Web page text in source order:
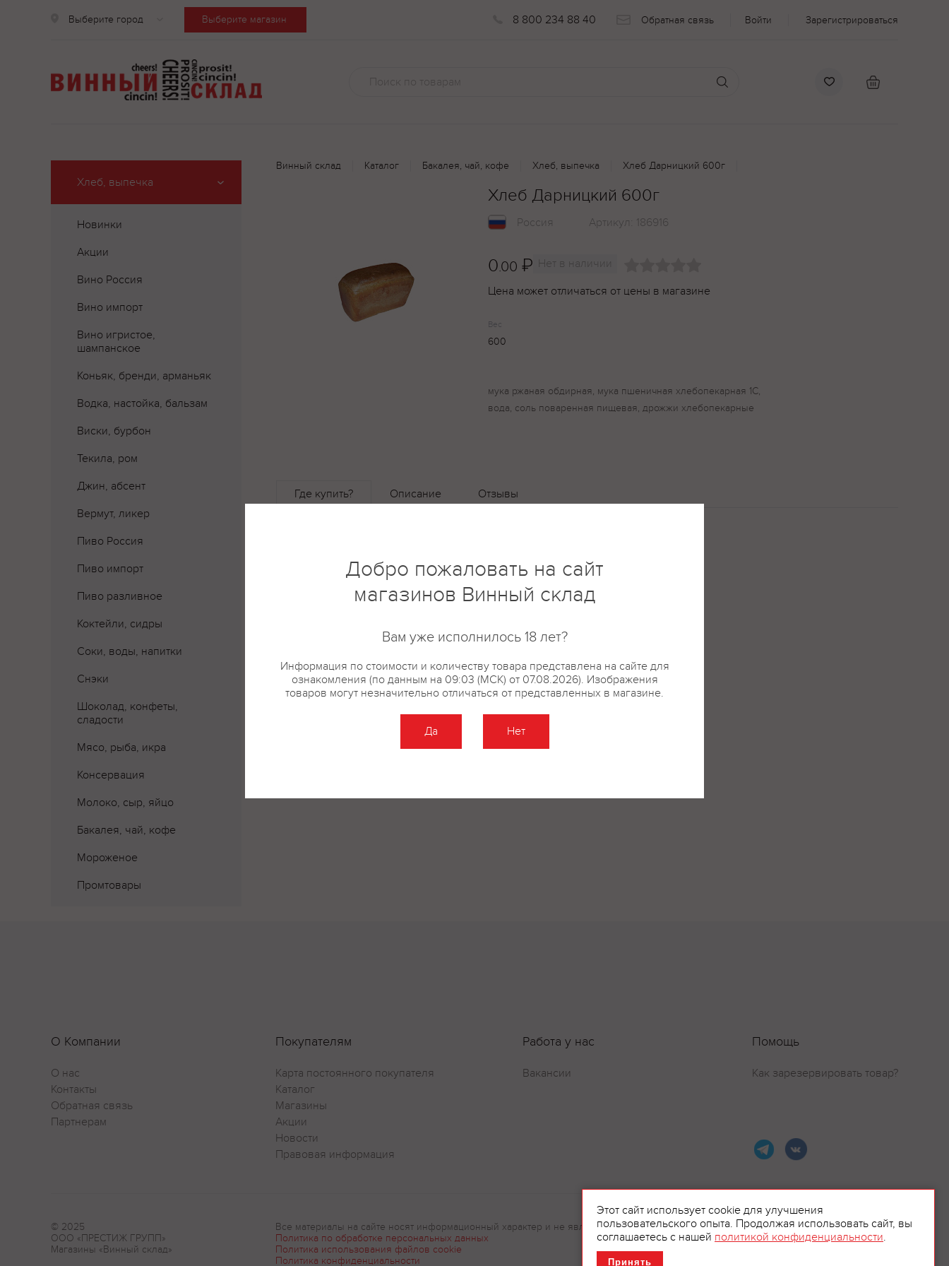
Выберите город Выберите магазин 8 800 234 88 40 Обратная связь Войти Зарегистрироваться
Хлеб, выпечка
Новинки
Акции
Вино Россия
Вино импорт
Вино игристое,
шампанское
Коньяк, бренди, арманьяк
Водка, настойка, бальзам
Виски, бурбон
Текила, ром
Джин, абсент
Вермут, ликер
Пиво Россия
Пиво импорт
Пиво разливное
Коктейли, сидры
Соки, воды, напитки
Снэки
Шоколад, конфеты,
сладости
Мясо, рыба, икра
Консервация
Молоко, сыр, яйцо
Бакалея, чай, кофе
Мороженое
Промтовары
Винный склад Каталог Бакалея, чай, кофе Хлеб, выпечка Хлеб Дарницкий 600г
Хлеб Дарницкий 600г
Россия Артикул: 186916
0.00 ₽ Нет в наличии
Цена может отличаться от цены в магазине
Вес
600
мука ржаная обдирная, мука пшеничная хлебопекарная 1С,
вода, соль поваренная пищевая, дрожжи хлебопекарные
Где купить? Описание Отзывы
О Компании
О нас
Контакты
Обратная связь
Партнерам
Покупателям
Карта постоянного покупателя
Каталог
Магазины
Акции
Новости
Правовая информация
Работа у нас
Вакансии
Помощь
Как зарезервировать товар?
© 2025
ООО «ПРЕСТИЖ ГРУПП»
Магазины «Винный склад»
Все материалы на сайте носят информационный характер и не являются рекламой.
Политика по обработке персональных данных
Политика использования файлов cookie
Политика конфиденциальности
Этот сайт использует cookie для улучшения
пользовательского опыта. Продолжая использовать сайт, вы
соглашаетесь с нашей политикой конфиденциальности.
Принять
Добро пожаловать на сайт
магазинов Винный склад
Вам уже исполнилось 18 лет?
Информация по стоимости и количеству товара представлена на сайте для
ознакомления (по данным на 09:03 (МСК) от 07.08.2026). Изображения
товаров могут незначительно отличаться от представленных в магазине.
Да Нет